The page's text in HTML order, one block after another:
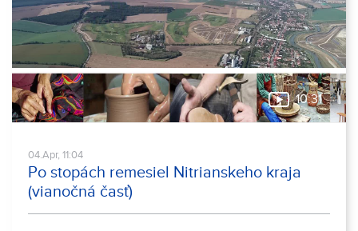
10:31
04.Apr, 11:04
Po stopách remesiel Nitrianskeho kraja
(vianočná časť)